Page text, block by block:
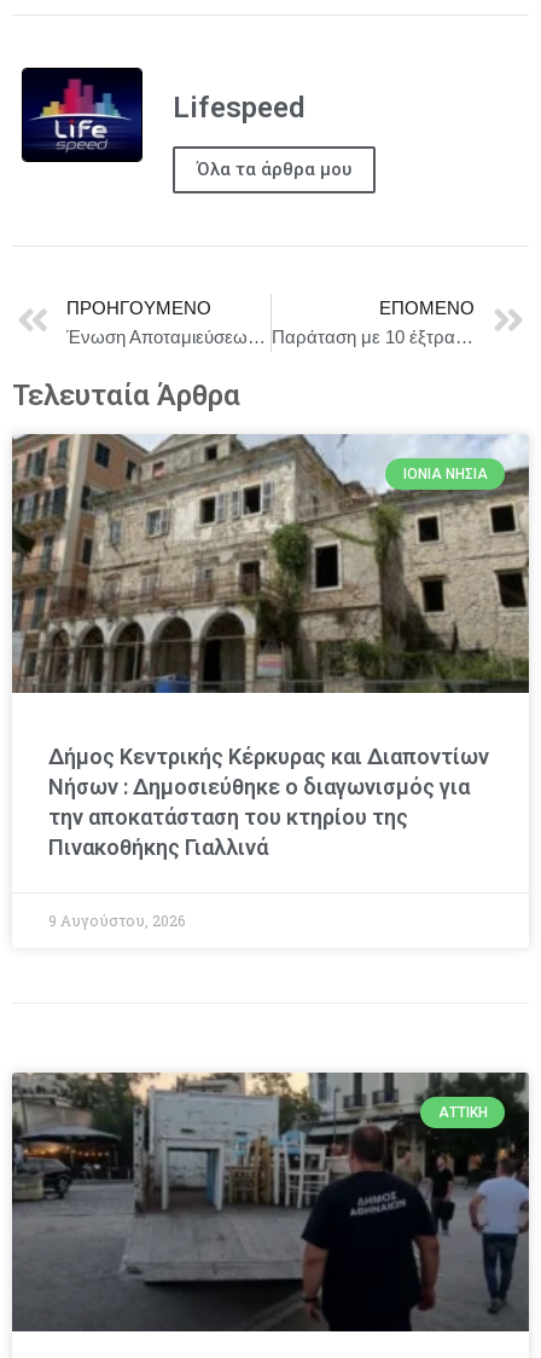
Lifespeed
Όλα τα άρθρα μου
ΠΡΟΗΓΟΎΜΕΝΟ
Ένωση Αποταμιεύσεων και Επενδύσεων: Το Συμβούλιο συμφωνεί σε θέση σχετικά με την αναζωογόνηση της αγοράς τιτλοποιήσεων της ΕΕ
ΕΠΌΜΕΝΟ
Παράταση με 10 έξτρα παραστάσεις για την «Εκδίκηση του Φώτη»| Ο Βασίλης Βηλαράς αναμετριέται με την Pop Μυθολογία μιας ολόκληρης γενιάς
Τελευταία Άρθρα
ΙΌΝΙΑ ΝΗΣΙΆ
Δήμος Κεντρικής Κέρκυρας και Διαποντίων
Νήσων : Δημοσιεύθηκε ο διαγωνισμός για
την αποκατάσταση του κτηρίου της
Πινακοθήκης Γιαλλινά
9 Αυγούστου, 2026
ΑΤΤΙΚΉ